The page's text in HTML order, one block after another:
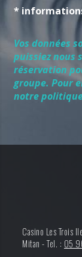
*
Vos données
puissiez nous
réservation
groupe. Pour
notre
Casino Les Trois
Mitan -Tel. : 05